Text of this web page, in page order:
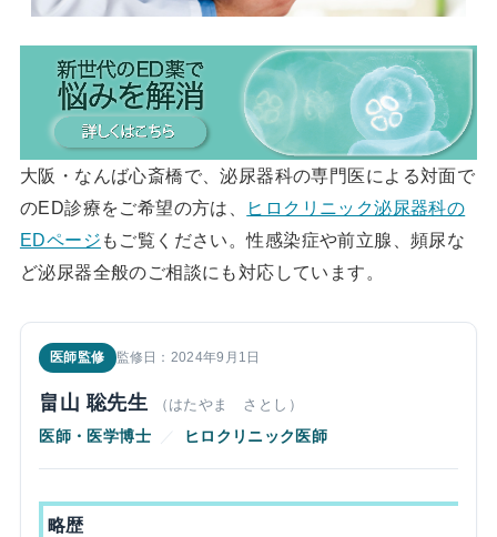
大阪・なんば心斎橋で、泌尿器科の専門医による対面で
のED診療をご希望の方は、
ヒロクリニック泌尿器科の
EDページ もご覧ください。性感染症や前立腺、頻尿な
ど泌尿器全般のご相談にも対応しています。
医師監修 監修日：2024年9月1日
畠山 聡先生 （はたやま さとし）
医師・医学博士 ／ ヒロクリニック医師
略歴